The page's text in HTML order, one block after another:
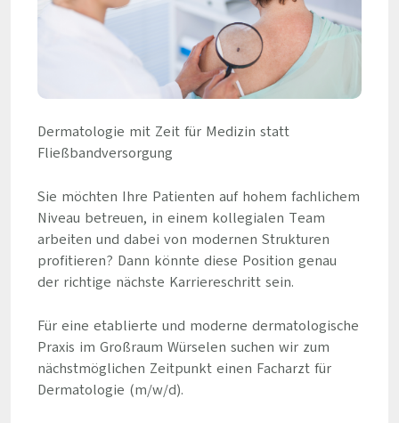
Dermatologie mit Zeit für Medizin statt
Fließbandversorgung
Sie möchten Ihre Patienten auf hohem fachlichem
Niveau betreuen, in einem kollegialen Team
arbeiten und dabei von modernen Strukturen
profitieren? Dann könnte diese Position genau
der richtige nächste Karriereschritt sein.
Für eine etablierte und moderne dermatologische
Praxis im Großraum Würselen suchen wir zum
nächstmöglichen Zeitpunkt einen Facharzt für
Dermatologie (m/w/d).